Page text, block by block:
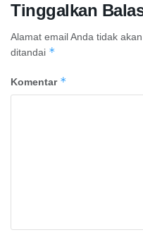
Tinggalkan
Alamat email Anda tidak
ditandai *
Komentar *